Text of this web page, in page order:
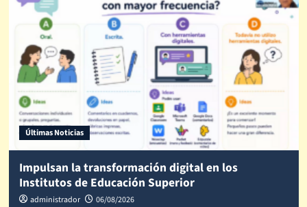
Últimas Noticias
Impulsan la transformación digital en los
Institutos de Educación Superior
administrador 06/08/2026